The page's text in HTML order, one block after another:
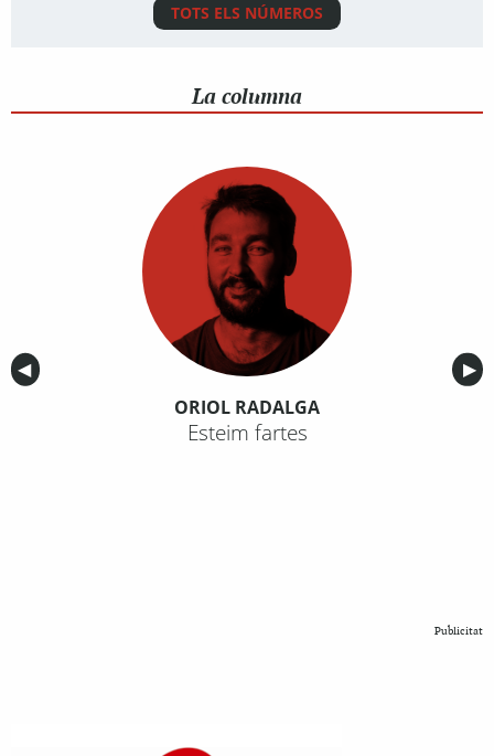
TOTS ELS NÚMEROS
La columna
Anterior
◀︎ ▶︎
ORIOL RADALGA
Esteim fartes
Publicitat